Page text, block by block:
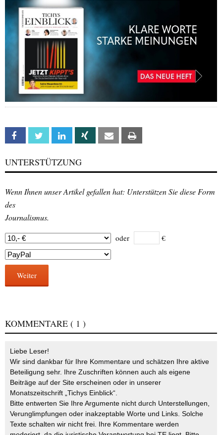
Facebook Twitter Linkedin Xing Email
UNTERSTÜTZUNG
Wenn Ihnen unser Artikel gefallen hat: Unterstützen Sie diese Form
des
Journalismus.
oder €
Weiter
KOMMENTARE ( 1 )
Liebe Leser!
Wir sind dankbar für Ihre Kommentare und schätzen Ihre aktive
Beteiligung sehr. Ihre Zuschriften können auch als eigene
Beiträge auf der Site erscheinen oder in unserer
Monatszeitschrift „Tichys Einblick“.
Bitte entwerten Sie Ihre Argumente nicht durch Unterstellungen,
Verunglimpfungen oder inakzeptable Worte und Links. Solche
Texte schalten wir nicht frei. Ihre Kommentare werden